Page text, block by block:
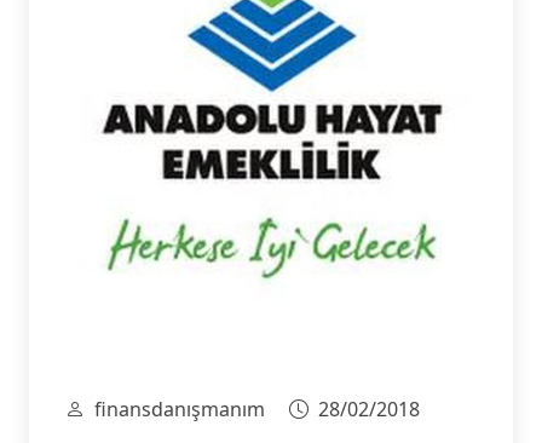
finansdanışmanım
28/02/2018